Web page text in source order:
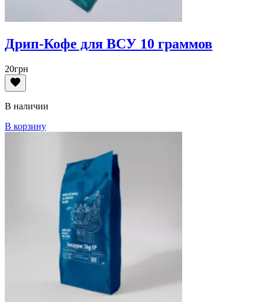
Дрип-Кофе для ВСУ 10 граммов
20грн
В наличии
В корзину